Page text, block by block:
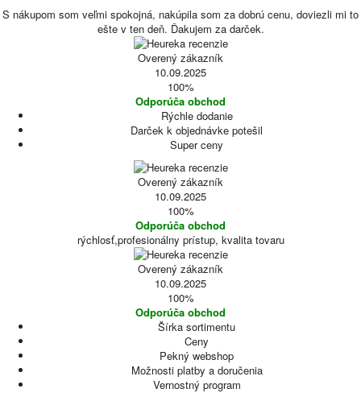
S nákupom som veľmi spokojná, nakúpila som za dobrú cenu, doviezli mi to
ešte v ten deň. Ďakujem za darček.
Overený zákazník
10.09.2025
100%
Odporúča obchod
Rýchle dodanie
Darček k objednávke potešil
Super ceny
Overený zákazník
10.09.2025
100%
Odporúča obchod
rýchlosť,profesionálny prístup, kvalita tovaru
Overený zákazník
10.09.2025
100%
Odporúča obchod
Šírka sortimentu
Ceny
Pekný webshop
Možnosti platby a doručenia
Vernostný program